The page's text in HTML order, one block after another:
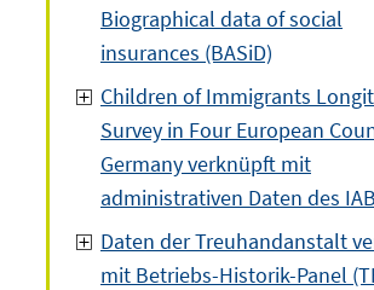
Biographical data of social
insurances (BASiD)
Children of Immigrants
Survey in Four European
Germany verknüpft mit
administrativen Daten des IAB
Daten der Treuhandanstalt
mit Betriebs-Historik-Panel